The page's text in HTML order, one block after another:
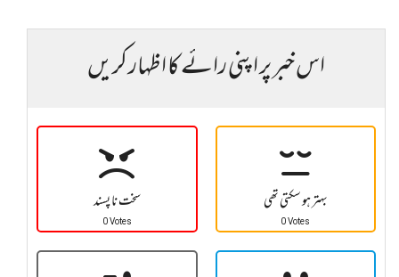
اس خبر پر اپنی رائے کا اظہار کریں
سخت نا پسند
0 Votes
بہتر ہو سکتی تھی
0 Votes